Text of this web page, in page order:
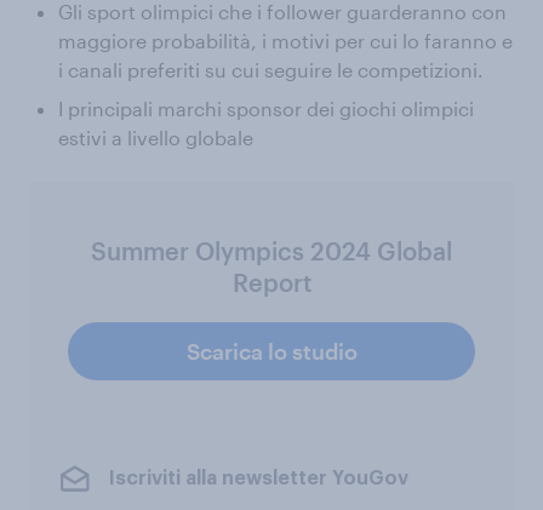
Gli sport olimpici che i follower guarderanno con
maggiore probabilità, i motivi per cui lo faranno e
i canali preferiti su cui seguire le competizioni.
I principali marchi sponsor dei giochi olimpici
estivi a livello globale
Summer Olympics 2024 Global
Report
Scarica lo studio
Iscriviti alla newsletter YouGov